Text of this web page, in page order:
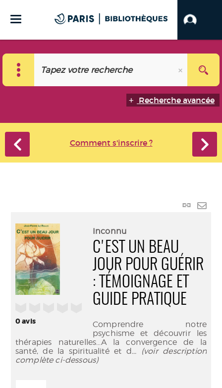
Recherche avancée
Comment s'inscrire ?
Lien
0avis
Inconnu
C'EST UN BEAU
JOUR POUR GUÉRIR
: TÉMOIGNAGE ET
GUIDE PRATIQUE
Comprendre notre
psychisme et découvrir les
thérapies naturelles...A la convergence de la
santé, de la spiritualité et d... (voir description
complète ci-dessous)